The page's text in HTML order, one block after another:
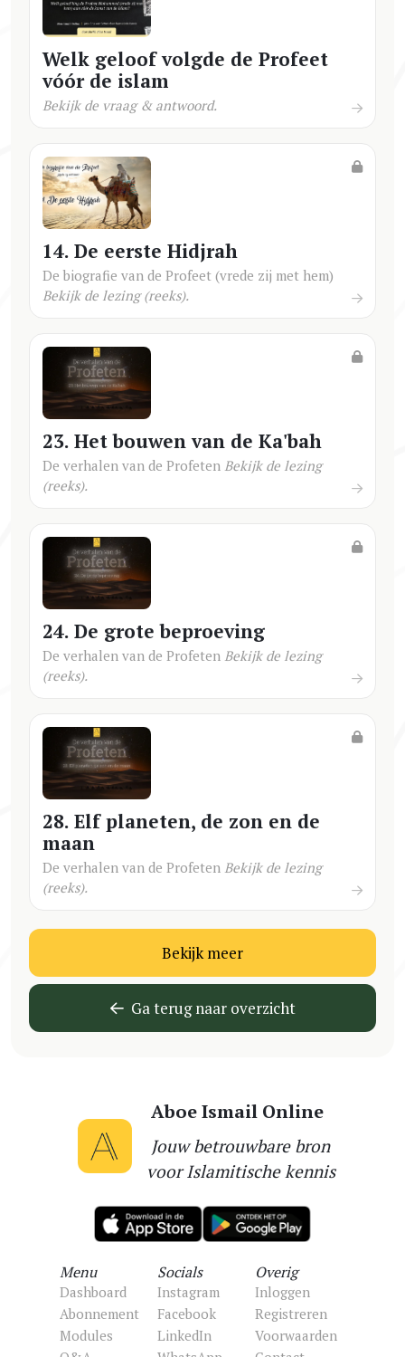
Welk geloof volgde de Profeet
vóór de islam
Bekijk de vraag & antwoord.
14. De eerste Hidjrah
De biografie van de Profeet (vrede zij met hem)
Bekijk de lezing (reeks).
23. Het bouwen van de Ka'bah
De verhalen van de Profeten Bekijk de lezing
(reeks).
24. De grote beproeving
De verhalen van de Profeten Bekijk de lezing
(reeks).
28. Elf planeten, de zon en de
maan
De verhalen van de Profeten Bekijk de lezing
(reeks).
Bekijk meer
Ga terug naar overzicht
Aboe Ismail Online
Jouw betrouwbare bron
voor Islamitische kennis
Menu
Dashboard
Abonnement
Modules
Socials
Instagram
Facebook
LinkedIn
Overig
Inloggen
Registreren
Voorwaarden